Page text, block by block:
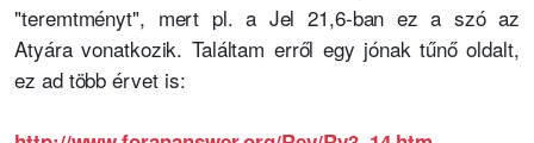
"teremtményt", mert pl. a Jel 21,6-ban ez a szó az
Atyára vonatkozik. Találtam erről egy jónak tűnő oldalt,
ez ad több érvet is: